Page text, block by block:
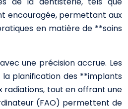
encouragée, permettant aux
en matière de **soins
une précision accrue. Les
planification des **implants
radiations, tout en offrant une
(FAO) permettent de